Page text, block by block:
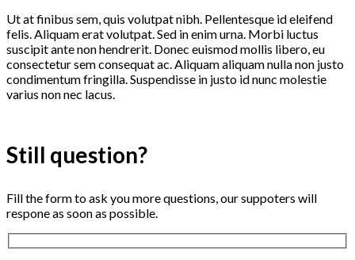
Ut at finibus sem, quis volutpat nibh. Pellentesque id eleifend
felis. Aliquam erat volutpat. Sed in enim urna. Morbi luctus
suscipit ante non hendrerit. Donec euismod mollis libero, eu
consectetur sem consequat ac. Aliquam aliquam nulla non justo
condimentum fringilla. Suspendisse in justo id nunc molestie
varius non nec lacus.
Still question?
Fill the form to ask you more questions, our suppoters will
respone as soon as possible.